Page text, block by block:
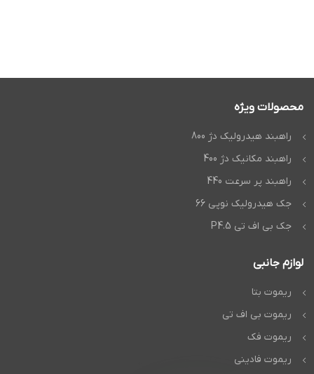
محصولات ویژه
راهبند هیدرولیک دژ 800
راهبند مکانیک دژ 400
راهبند پر سرعت 440
جک هیدرولیک نوپی 66
جک بی اف تی P4.5
لوازم جانبی
ریموت بتا
ریموت بی اف تی
ریموت فک
ریموت فادینی